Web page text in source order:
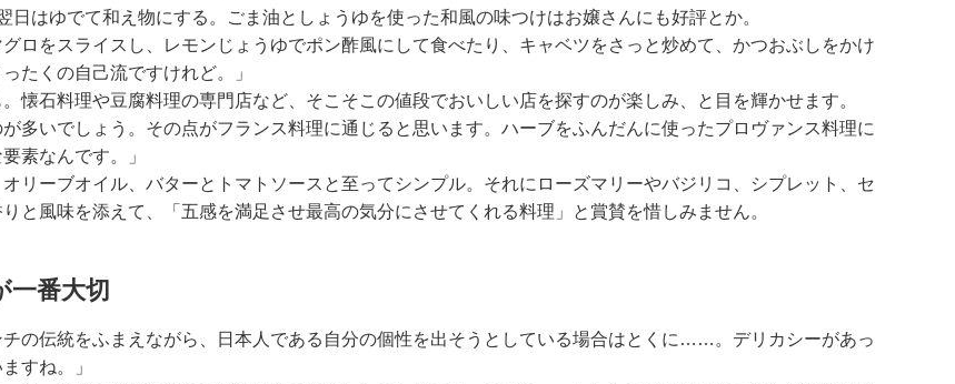
はゆでて和え物にする。ごま油としょうゆを使った和風の味つけはお嬢さんにも好評とか。
ロをスライスし、レモンじょうゆでポン酢風にして食べたり、キャベツをさっと炒めて、かつおぶしをかけ
たくの自己流ですけれど。」
懐石料理や豆腐料理の専門店など、そこそこの値段でおいしい店を探すのが楽しみ、と目を輝かせます。
多いでしょう。その点がフランス料理に通じると思います。ハーブをふんだんに使ったプロヴァンス料理に
素なんです。」
リーブオイル、バターとトマトソースと至ってシンプル。それにローズマリーやバジリコ、シプレット、セ
と風味を添えて、「五感を満足させ最高の気分にさせてくれる料理」と賞賛を惜しみません。
番大切
の伝統をふまえながら、日本人である自分の個性を出そうとしている場合はとくに……。デリカシーがあっ
すね。」